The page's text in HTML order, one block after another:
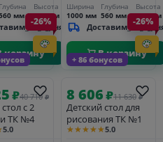
Глубина
мм
Высота
770 мм
корзину
Ширина
1000 мм
Глубина
560 мм
Высота
750 мм
В корзину
-26%
₽40 710 ₽
с 2
ТК №4
5.0
+ 86 бонусов
-26%
8 606₽11 630 ₽
Детский стол для
рисования ТК №1
★★★★★5.0